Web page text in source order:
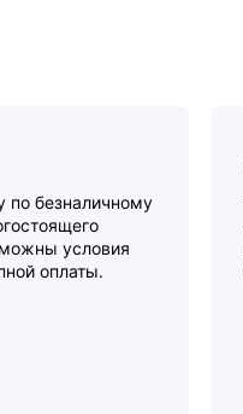
по безналичному
условия
оплаты.